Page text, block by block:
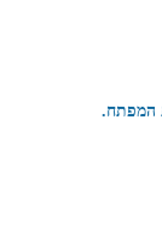
המפתח.